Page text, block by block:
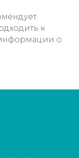
к
о